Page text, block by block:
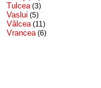
Tulcea (3)
Vaslui (5)
Vâlcea (11)
Vrancea (6)